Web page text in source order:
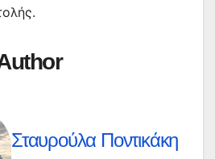
Σταυρούλα Ποντικάκη